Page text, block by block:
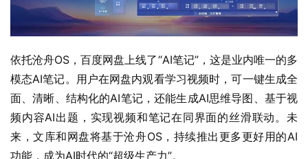
依托沧舟OS，百度网盘上线了“AI笔记”，这是业内唯一的多
模态AI笔记。用户在网盘内观看学习视频时，可一键生成全
面、清晰、结构化的AI笔记，还能生成AI思维导图、基于视
频内容AI出题，实现视频和笔记在同界面的丝滑联动。未
来，文库和网盘将基于沧舟OS，持续推出更多更好用的AI
功能，成为AI时代的“超级生产力”。